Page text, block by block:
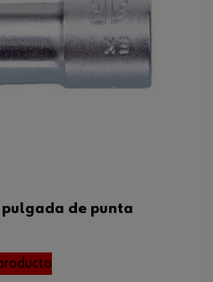
de punta